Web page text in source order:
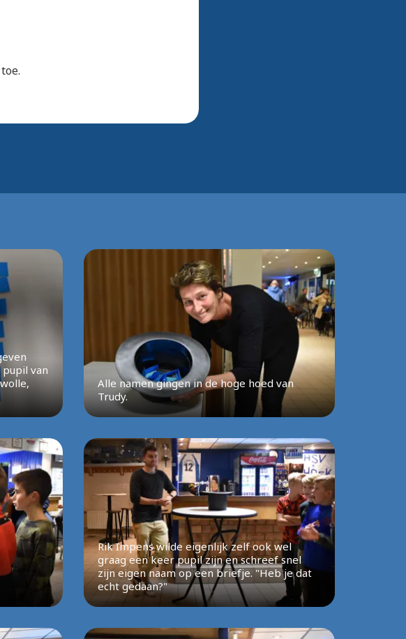
van
Alle namen gingen in de hoge hoed van
Trudy.
Rik Impens wilde eigenlijk zelf ook wel
graag een keer pupil zijn en schreef snel
zijn eigen naam op een briefje. "Heb je dat
echt gedaan?"